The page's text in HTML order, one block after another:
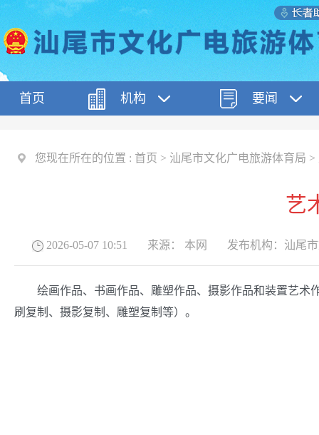
首页 机构 要闻
您现在所在的位置 : 首页 > 汕尾市文化广电旅游体育局 >
艺
2026-05-07 10:51 来源： 本网 发布机构： 汕尾
绘画作品、书画作品、雕塑作品、摄影作品和装置艺术
刷复制、摄影复制、雕塑复制等）。